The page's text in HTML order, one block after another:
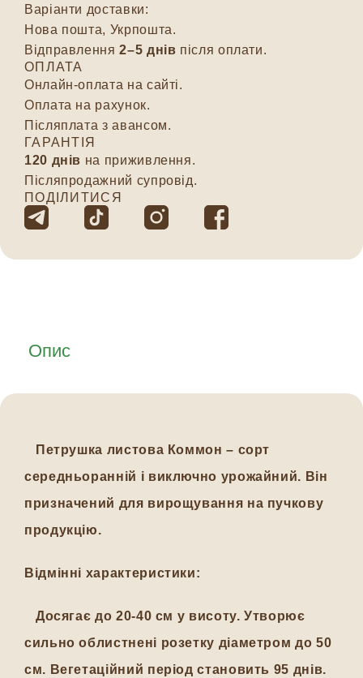
Варіанти доставки:
Нова пошта, Укрпошта.
Відправлення2–5 днів після оплати.
ОПЛАТА
Онлайн-оплата на сайті.
Оплата на рахунок.
Післяплата з авансом.
ГАРАНТІЯ
120 днів на приживлення.
Післяпродажний супровід.
ПОДІЛИТИСЯ
Опис
Петрушка листова Коммон – сорт
середньоранній і виключно урожайний. Він
призначений для вирощування на пучкову
продукцію.
Відмінні характеристики:
Досягає до 20-40 см у висоту. Утворює
сильно облистнені розетку діаметром до 50
см. Вегетаційний період становить 95 днів.